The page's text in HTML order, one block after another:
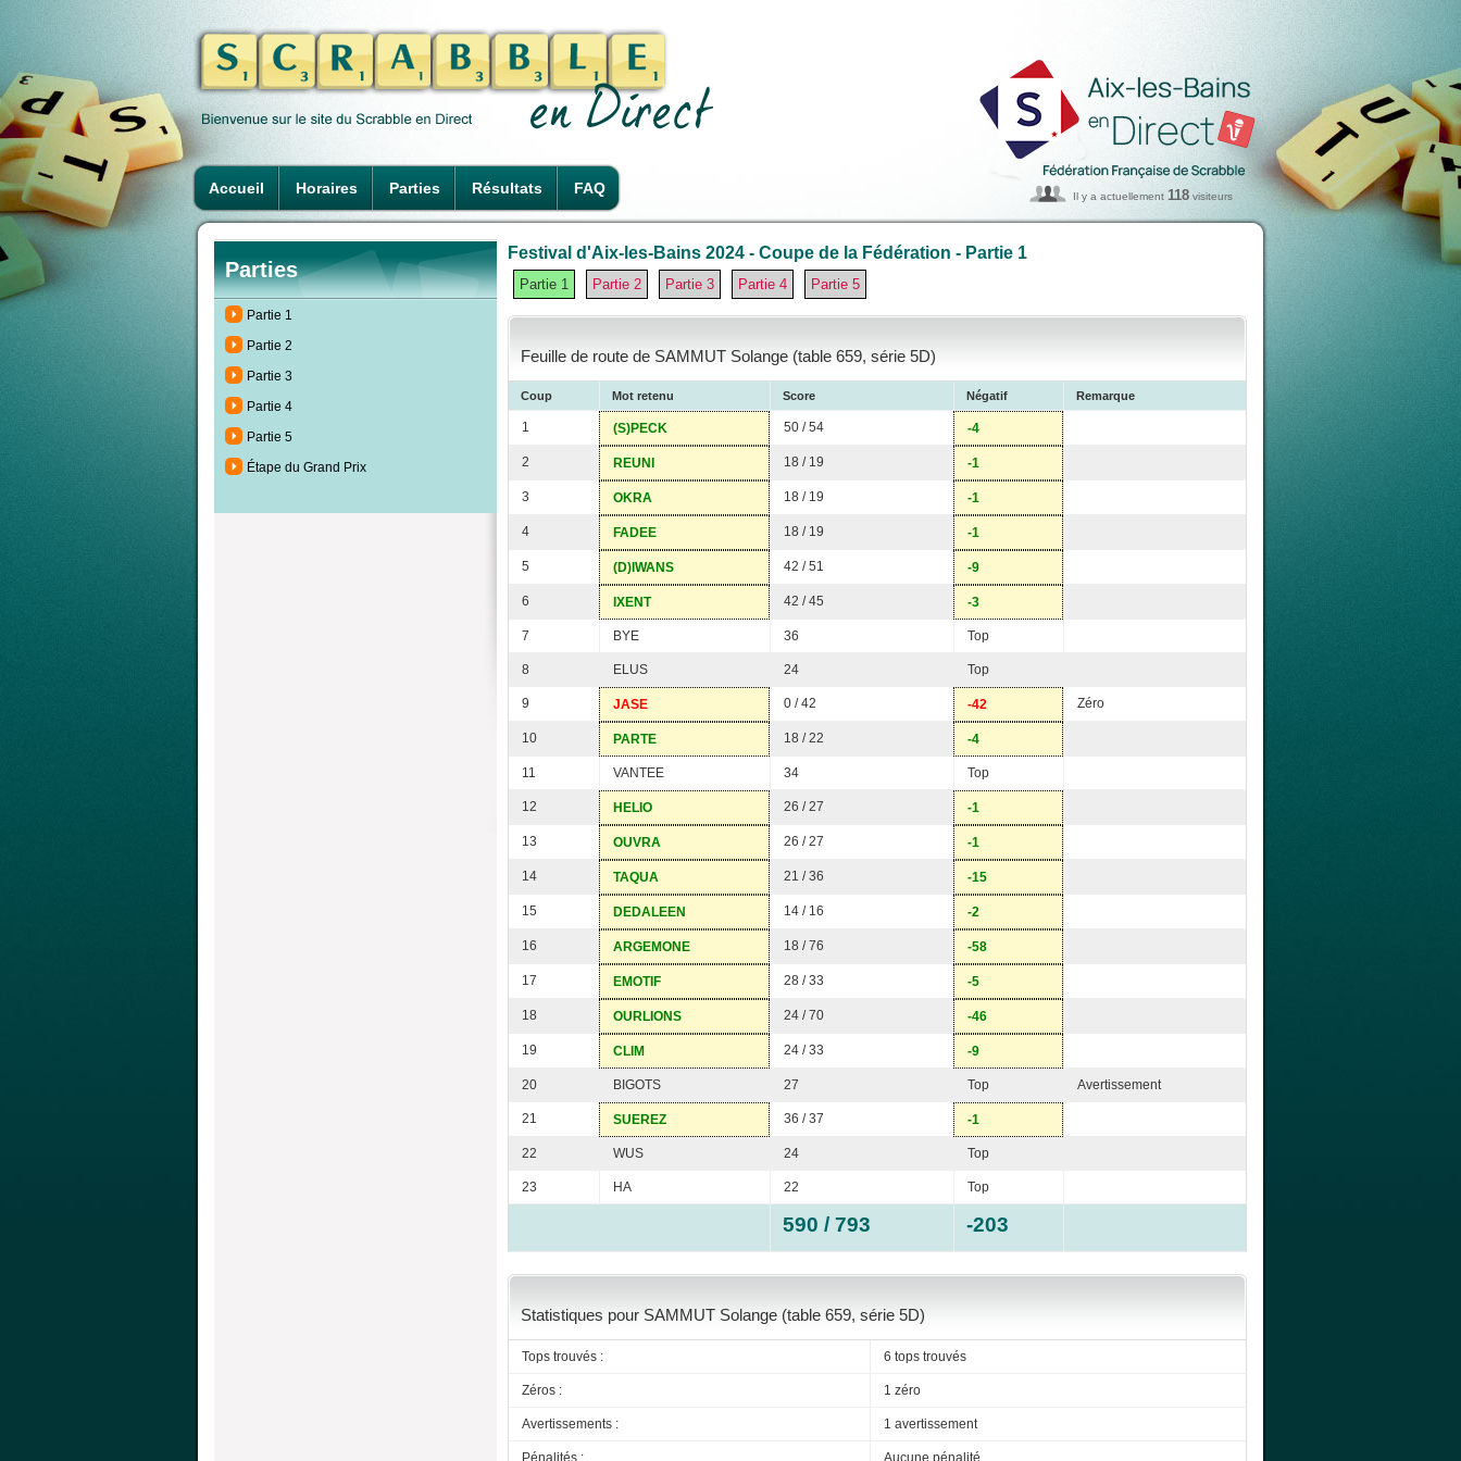
Accueil Horaires Parties Résultats FAQ Il y a actuellement 118 visiteurs
Parties
Partie 1
Partie 2
Partie 3
Partie 4
Partie 5
Étape du Grand Prix
Festival d'Aix-les-Bains 2024 - Coupe de la Fédération - Partie 1
Partie 1 Partie 2 Partie 3 Partie 4 Partie 5
Feuille de route de SAMMUT Solange (table 659, série 5D)
Coup Mot retenu Score Négatif Remarque
1 (S)PECK 50 / 54 -4
2 REUNI 18 / 19 -1
3 OKRA 18 / 19 -1
4 FADEE 18 / 19 -1
5 (D)IWANS 42 / 51 -9
6 IXENT 42 / 45 -3
7 BYE 36 Top
8 ELUS 24 Top
9 JASE 0 / 42 -42 Zéro
10 PARTE 18 / 22 -4
11 VANTEE 34 Top
12 HELIO 26 / 27 -1
13 OUVRA 26 / 27 -1
14 TAQUA 21 / 36 -15
15 DEDALEEN 14 / 16 -2
16 ARGEMONE 18 / 76 -58
17 EMOTIF 28 / 33 -5
18 OURLIONS 24 / 70 -46
19 CLIM 24 / 33 -9
20 BIGOTS 27 Top Avertissement
21 SUEREZ 36 / 37 -1
22 WUS 24 Top
23 HA 22 Top
590 / 793 -203
Statistiques pour SAMMUT Solange (table 659, série 5D)
Tops trouvés : 6 tops trouvés
Zéros : 1 zéro
Avertissements : 1 avertissement
Pénalités : Aucune pénalité.